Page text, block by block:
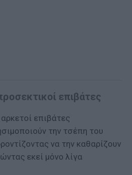
επιβάτες
επιβάτες
την τσέπη του
να την καθαρίζουν
εκεί μόνο λίγα